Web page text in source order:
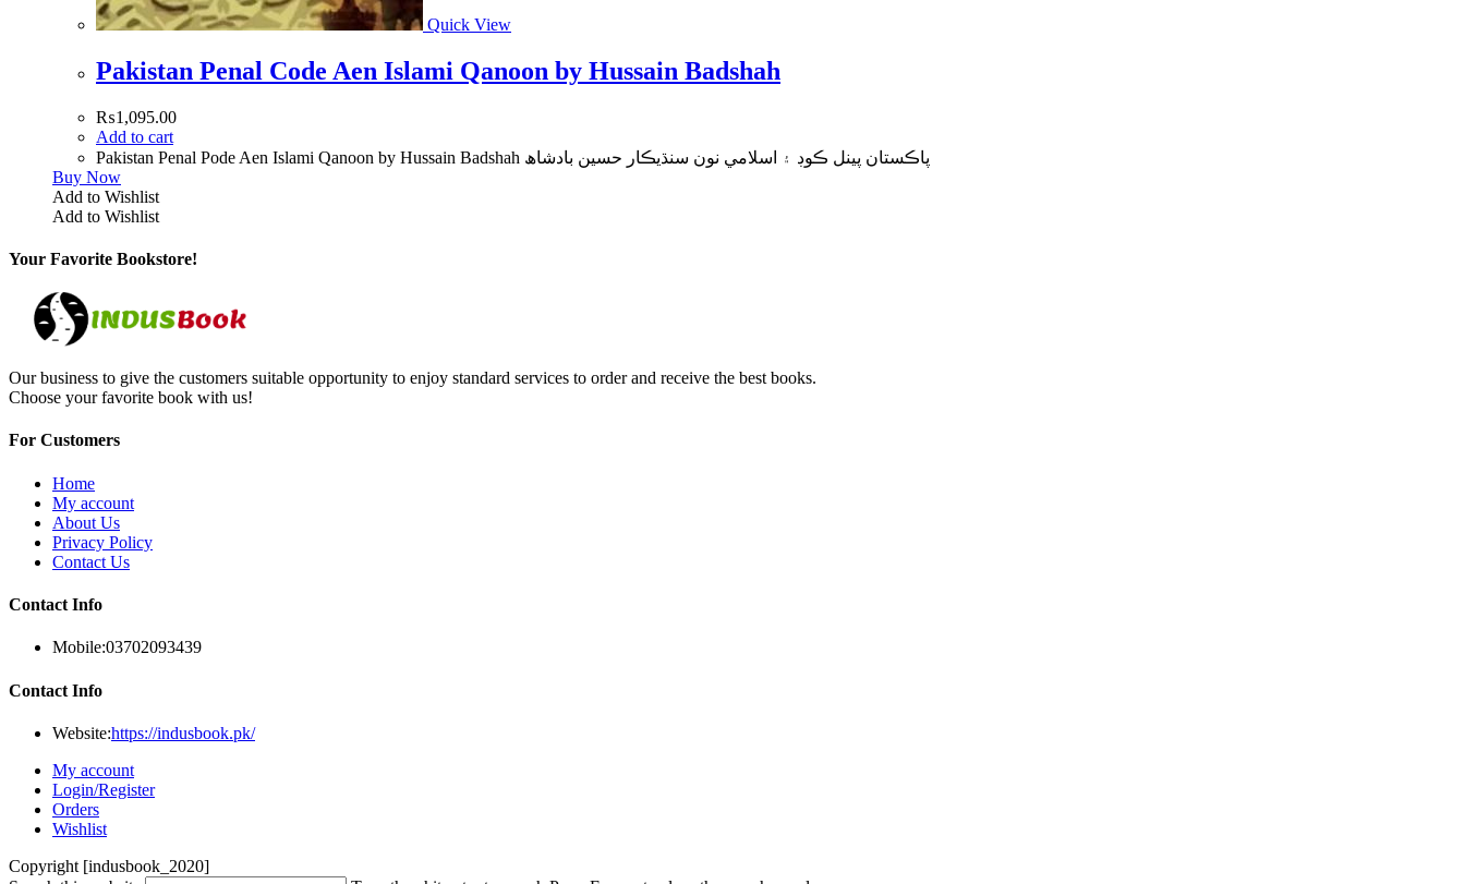
Quick View
Pakistan Penal Code Aen Islami Qanoon by Hussain Badshah
₨1,095.00
Add to cart
Pakistan Penal Pode Aen Islami Qanoon by Hussain Badshah پاڪستان پينل ڪوڊ ۽ اسلامي نون سنڌيڪار حسين بادشاھ
Buy Now
Add to Wishlist
Add to Wishlist
Your Favorite Bookstore!
Our business to give the customers suitable opportunity to enjoy standard services to order and receive the best books.
Choose your favorite book with us!
For Customers
Home
My account
About Us
Privacy Policy
Contact Us
Contact Info
Mobile:03702093439
Contact Info
Website:https://indusbook.pk/
My account
Login/Register
Orders
Wishlist
Copyright [indusbook_2020]